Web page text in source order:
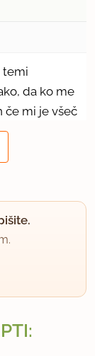
temi
da ko me
če mi je všeč
iz
:).
dokaj
bo kmalu